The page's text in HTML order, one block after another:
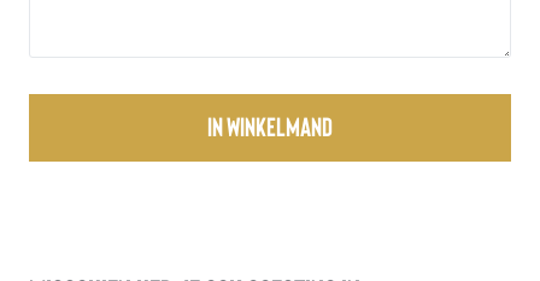
In winkelmand